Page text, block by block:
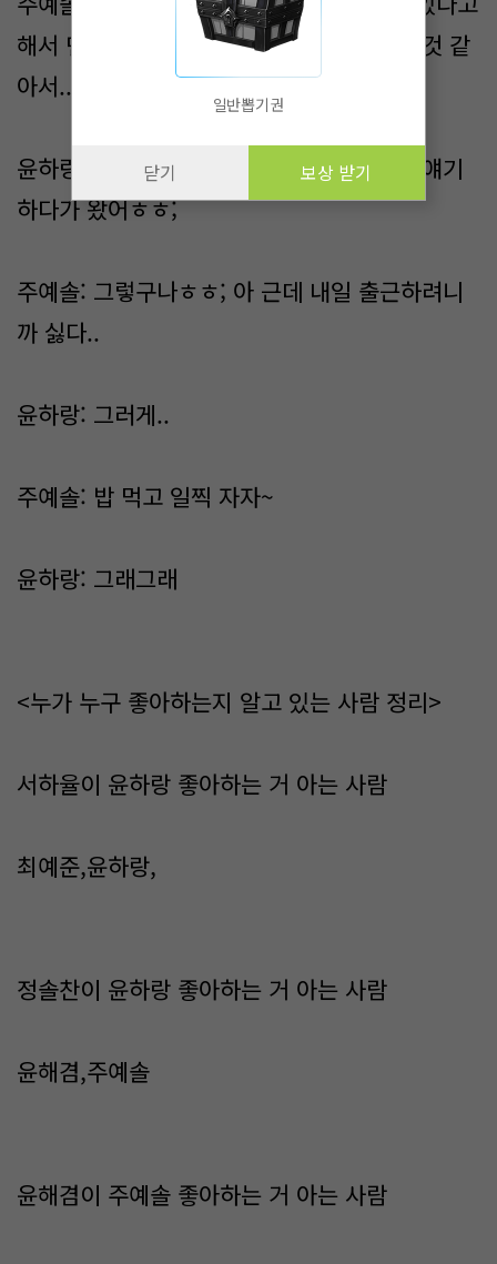
해서 먼저 가라고 했지 얘기하다 보면 늦을 것 같
아서..너는 뭐하다가 왔어?
윤하랑: 아 서하율도 할 얘기있다고 그래서 얘기
하다가 왔어ㅎㅎ;
주예솔: 그렇구나ㅎㅎ; 아 근데 내일 출근하려니
까 싫다..
윤하랑: 그러게..
주예솔: 밥 먹고 일찍 자자~
윤하랑: 그래그래
<누가 누구 좋아하는지 알고 있는 사람 정리>
서하율이 윤하랑 좋아하는 거 아는 사람
최예준,윤하랑,
정솔찬이 윤하랑 좋아하는 거 아는 사람
윤해겸,주예솔
윤해겸이 주예솔 좋아하는 거 아는 사람
일반뽑기권
닫기 보상 받기